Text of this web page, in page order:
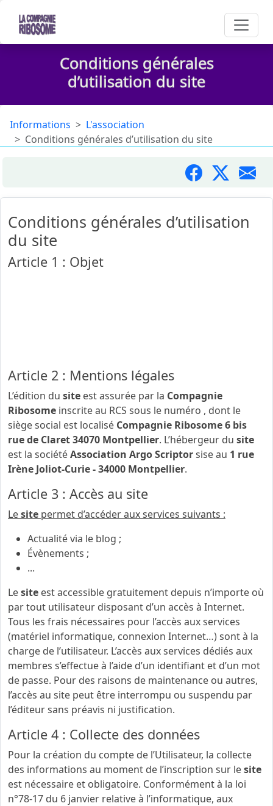
Conditions générales
d’utilisation du site
Informations
L'association
Conditions générales d’utilisation du site
Conditions générales d’utilisation
du site
Article 1 : Objet
Article 2 : Mentions légales
L’édition du site est assurée par la Compagnie
Ribosome inscrite au RCS sous le numéro , dont le
siège social est localisé Compagnie Ribosome 6 bis
rue de Claret 34070 Montpellier. L’hébergeur du site
est la sociétéAssociation Argo Scriptorsise au 1 rue
Irène Joliot-Curie - 34000 Montpellier.
Article 3 : Accès au site
Lesite permet d’accéder aux services suivants :
Actualité via le blog ;
Évènements ;
...
Lesite est accessible gratuitement depuis n’importe où
par tout utilisateur disposant d’un accès à Internet.
Tous les frais nécessaires pour l’accès aux services
(matériel informatique, connexion Internet…) sont à la
charge de l’utilisateur. L’accès aux services dédiés aux
membres s’effectue à l’aide d’un identifiant et d’un mot
de passe. Pour des raisons de maintenance ou autres,
l’accès au site peut être interrompu ou suspendu par
l’éditeur sans préavis ni justification.
Article 4 : Collecte des données
Pour la création du compte de l’Utilisateur, la collecte
des informations au moment de l’inscription sur lesite
est nécessaire et obligatoire. Conformément à la loi
n°78-17 du 6 janvier relative à l’informatique, aux